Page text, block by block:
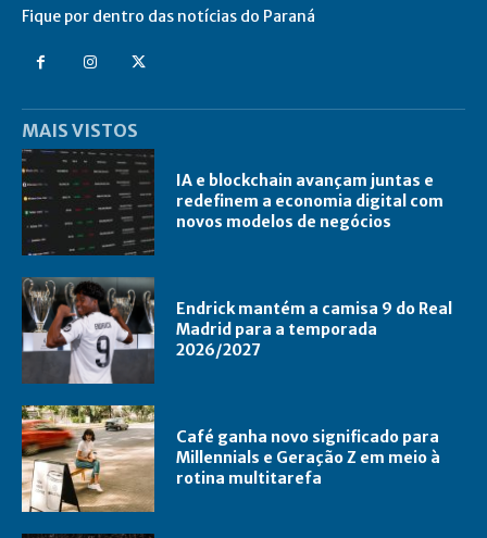
Fique por dentro das notícias do Paraná
MAIS VISTOS
IA e blockchain avançam juntas e
redefinem a economia digital com
novos modelos de negócios
Endrick mantém a camisa 9 do Real
Madrid para a temporada
2026/2027
Café ganha novo significado para
Millennials e Geração Z em meio à
rotina multitarefa